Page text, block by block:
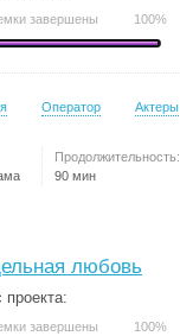
завершены 100%
Оператор Актеры
Продолжительность:
90 мин
любовь
проекта:
завершены 100%